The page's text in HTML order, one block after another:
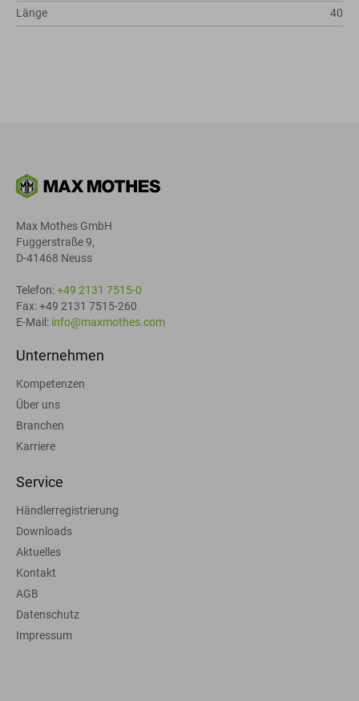
Länge
40
Max Mothes GmbH
Fuggerstraße 9,
D-41468 Neuss
Telefon:+49 2131 7515-0
Fax: +49 2131 7515-260
E-Mail: info@maxmothes.com
Unternehmen
Kompetenzen
Über uns
Branchen
Karriere
Service
Händlerregistrierung
Downloads
Aktuelles
Kontakt
AGB
Datenschutz
Impressum